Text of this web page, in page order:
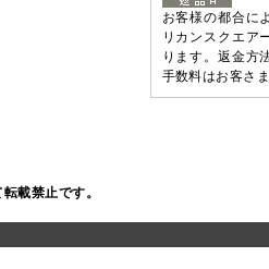
お客様の都合に
リカンスクエア
ります。返金方
手数料はお客さ
載禁止です。